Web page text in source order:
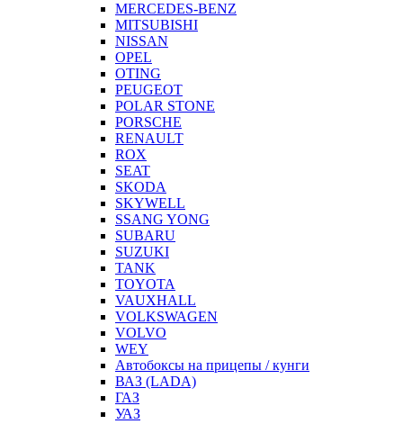
MERCEDES-BENZ
MITSUBISHI
NISSAN
OPEL
OTING
PEUGEOT
POLAR STONE
PORSCHE
RENAULT
ROX
SEAT
SKODA
SKYWELL
SSANG YONG
SUBARU
SUZUKI
TANK
TOYOTA
VAUXHALL
VOLKSWAGEN
VOLVO
WEY
Автобоксы на прицепы / кунги
ВАЗ (LADA)
ГАЗ
УАЗ